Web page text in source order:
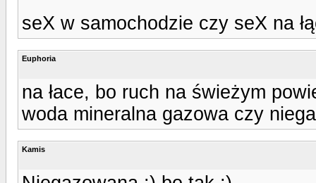
seX w samochodzie czy seX na
Euphoria
na łace, bo ruch na świeżym
woda mineralna gazowa czy
Kamis